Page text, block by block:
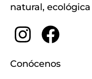
natural,
Conócenos